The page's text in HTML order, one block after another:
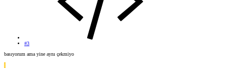
#3
basıyorum ama yine aynı çekmiyo
I